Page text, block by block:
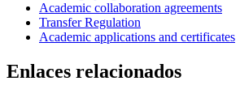
Academic collaboration agreements
Transfer Regulation
Academic applications and certificates
Enlaces relacionados